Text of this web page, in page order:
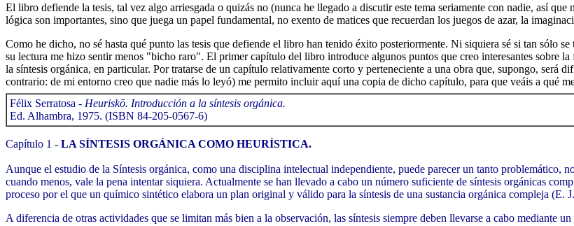
El libro defiende la tesis, tal vez algo arriesgada o quizás no (nunca he llegado a discutir este tema seriamente con nadie, así
lógica son importantes, sino que juega un papel fundamental, no exento de matices que recuerdan los juegos de azar, la
Como he dicho, no sé hasta qué punto las tesis que defiende el libro han tenido éxito posteriormente. Ni siquiera sé si tan sólo
su lectura me hizo sentir menos "bicho raro". El primer capítulo del libro introduce algunos puntos que creo interesantes sobre
la síntesis orgánica, en particular. Por tratarse de un capítulo relativamente corto y perteneciente a una obra que, supongo,
contrario: de mi entorno creo que nadie más lo leyó) me permito incluir aquí una copia de dicho capítulo, para que veáis a qué
Félix Serratosa - Heuriskō. Introducción a la síntesis orgánica.
Ed. Alhambra, 1975. (ISBN 84-205-0567-6)
Capítulo 1 - LA SÍNTESIS ORGÁNICA COMO HEURÍSTICA.
Aunque el estudio de la Síntesis orgánica, como una disciplina intelectual independiente, puede parecer un tanto problemático,
cuando menos, vale la pena intentar siquiera. Actualmente se han llevado a cabo un número suficiente de síntesis orgánicas
proceso por el que un químico sintético elabora un plan original y válido para la síntesis de una sustancia orgánica compleja (E.
A diferencia de otras actividades que se limitan más bien a la observación, las síntesis siempre deben llevarse a cabo mediante